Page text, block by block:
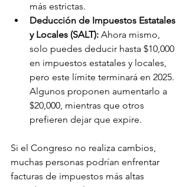
más estrictas.
Deducción de Impuestos Estatales
y Locales (SALT): Ahora mismo,
solo puedes deducir hasta $10,000
en impuestos estatales y locales,
pero este límite terminará en 2025.
Algunos proponen aumentarlo a
$20,000, mientras que otros
prefieren dejar que expire.
Si el Congreso no realiza cambios,
muchas personas podrían enfrentar
facturas de impuestos más altas